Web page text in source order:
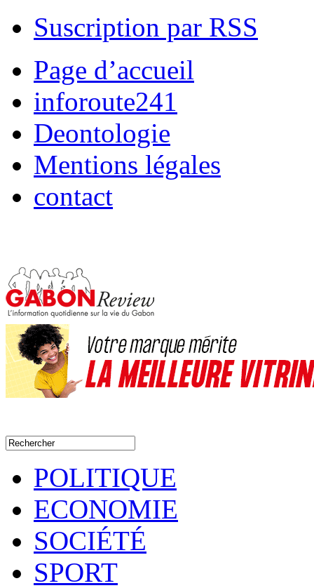
Suscription par RSS
Page d’accueil
inforoute241
Deontologie
Mentions légales
contact
POLITIQUE
ECONOMIE
SOCIÉTÉ
SPORT